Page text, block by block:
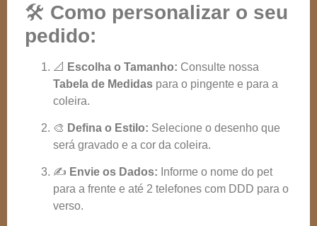
🛠️ Como personalizar o seu
pedido:
📐 Escolha o Tamanho: Consulte nossa
Tabela de Medidas para o pingente e para a
coleira.
🎨 Defina o Estilo: Selecione o desenho que
será gravado e a cor da coleira.
✍️ Envie os Dados: Informe o nome do pet
para a frente e até 2 telefones com DDD para o
verso.